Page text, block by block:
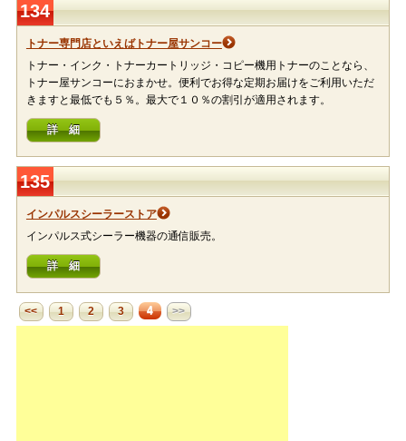
134
トナー専門店といえばトナー屋サンコー
トナー・インク・トナーカートリッジ・コピー機用トナーのことなら、
トナー屋サンコーにおまかせ。便利でお得な定期お届けをご利用いただ
きますと最低でも５％。最大で１０％の割引が適用されます。
詳 細
135
インパルスシーラーストア
インパルス式シーラー機器の通信販売。
詳 細
<< 1 2 3 4 >>